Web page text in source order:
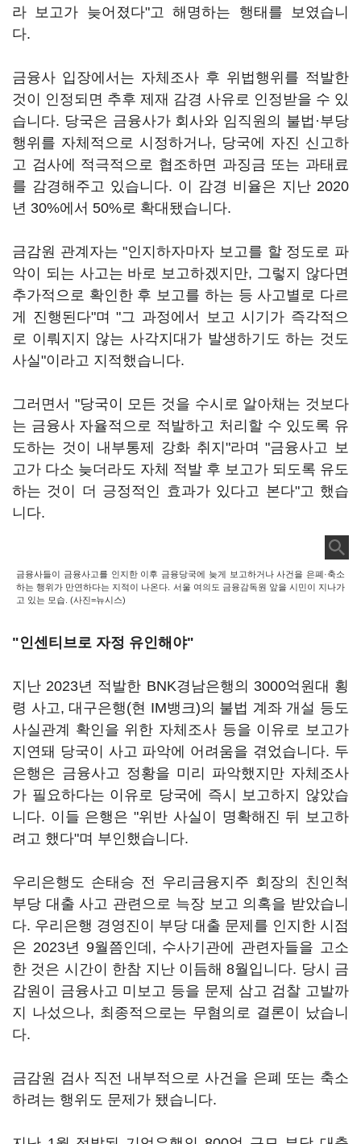
라 보고가 늦어졌다"고 해명하는 행태를 보였습니
다.
금융사 입장에서는 자체조사 후 위법행위를 적발한
것이 인정되면 추후 제재 감경 사유로 인정받을 수 있
습니다. 당국은 금융사가 회사와 임직원의 불법·부당
행위를 자체적으로 시정하거나, 당국에 자진 신고하
고 검사에 적극적으로 협조하면 과징금 또는 과태료
를 감경해주고 있습니다. 이 감경 비율은 지난 2020
년 30%에서 50%로 확대됐습니다.
금감원 관계자는 "인지하자마자 보고를 할 정도로 파
악이 되는 사고는 바로 보고하겠지만, 그렇지 않다면
추가적으로 확인한 후 보고를 하는 등 사고별로 다르
게 진행된다"며 "그 과정에서 보고 시기가 즉각적으
로 이뤄지지 않는 사각지대가 발생하기도 하는 것도
사실"이라고 지적했습니다.
그러면서 "당국이 모든 것을 수시로 알아채는 것보다
는 금융사 자율적으로 적발하고 처리할 수 있도록 유
도하는 것이 내부통제 강화 취지"라며 "금융사고 보
고가 다소 늦더라도 자체 적발 후 보고가 되도록 유도
하는 것이 더 긍정적인 효과가 있다고 본다"고 했습
니다.
금융사들이 금융사고를 인지한 이후 금융당국에 늦게 보고하거나 사건을 은폐·축소
하는 행위가 만연하다는 지적이 나온다. 서울 여의도 금융감독원 앞을 시민이 지나가
고 있는 모습. (사진=뉴시스)
"인센티브로 자정 유인해야"
지난 2023년 적발한 BNK경남은행의 3000억원대 횡
령 사고, 대구은행(현 IM뱅크)의 불법 계좌 개설 등도
사실관계 확인을 위한 자체조사 등을 이유로 보고가
지연돼 당국이 사고 파악에 어려움을 겪었습니다. 두
은행은 금융사고 정황을 미리 파악했지만 자체조사
가 필요하다는 이유로 당국에 즉시 보고하지 않았습
니다. 이들 은행은 "위반 사실이 명확해진 뒤 보고하
려고 했다"며 부인했습니다.
우리은행도 손태승 전 우리금융지주 회장의 친인척
부당 대출 사고 관련으로 늑장 보고 의혹을 받았습니
다. 우리은행 경영진이 부당 대출 문제를 인지한 시점
은 2023년 9월쯤인데, 수사기관에 관련자들을 고소
한 것은 시간이 한참 지난 이듬해 8월입니다. 당시 금
감원이 금융사고 미보고 등을 문제 삼고 검찰 고발까
지 나섰으나, 최종적으로는 무혐의로 결론이 났습니
다.
금감원 검사 직전 내부적으로 사건을 은폐 또는 축소
하려는 행위도 문제가 됐습니다.